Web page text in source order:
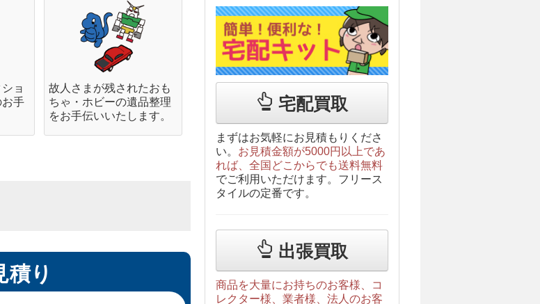
ョ
お手
故人さまが残されたおも
ちゃ・ホビーの遺品整理
をお手伝いいたします。
積り
宅配買取
まずはお気軽にお見積もりくださ
い。 お見積金額が5000円以上であ
れば、全国どこからでも送料無料
でご利用いただけます。フリース
タイルの定番です。
出張買取
商品を大量にお持ちのお客様、コ
レクター様、業者様、法人のお客